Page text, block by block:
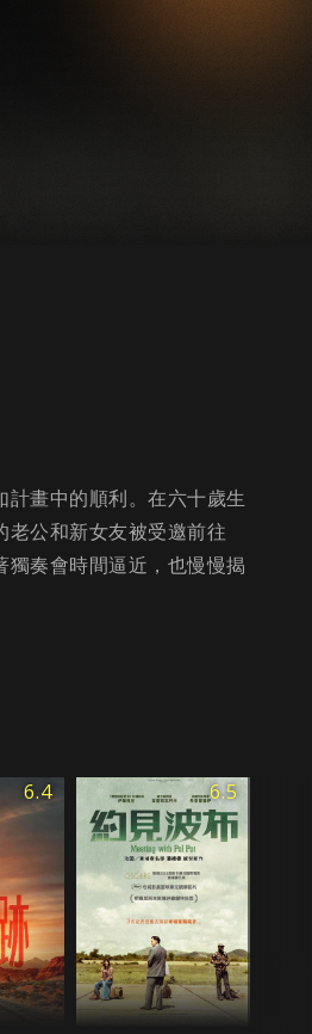
計畫中的順利。在六十歲生
老公和新女友被受邀前往
獨奏會時間逼近，也慢慢揭
6.4 6.5